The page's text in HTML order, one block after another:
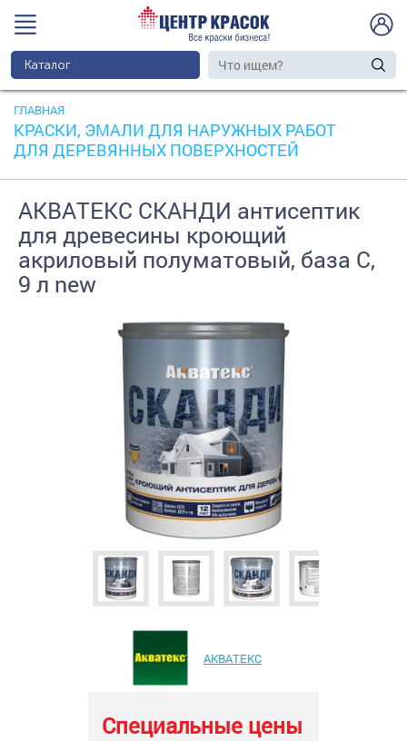
Каталог
ГЛАВНАЯ
КРАСКИ, ЭМАЛИ ДЛЯ НАРУЖНЫХ РАБОТ
ДЛЯ ДЕРЕВЯННЫХ ПОВЕРХНОСТЕЙ
АКВАТЕКС СКАНДИ антисептик
для древесины кроющий
акриловый полуматовый, база C,
9 л new
АКВАТЕКС
Специальные цены